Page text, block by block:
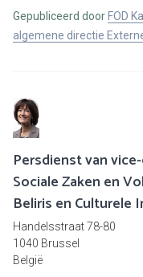
Gepubliceerd door FOD
algemene directie
Persdienst van
Sociale Zaken en
Beliris en Culturele
Handelsstraat 78-80
1040 Brussel
België